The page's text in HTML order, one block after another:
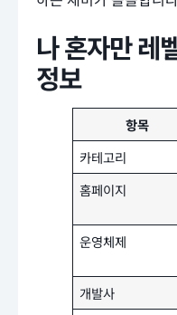
나 혼자만 레
정보
항목
카테고리
홈페이지
운영체제
개발사